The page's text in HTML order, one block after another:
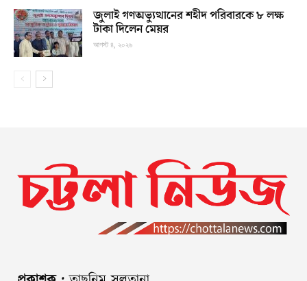
জুলাই গণঅভ্যুত্থানের শহীদ পরিবারকে ৮ লক্ষ
টাকা দিলেন মেয়র
আগস্ট ৪, ২০২৬